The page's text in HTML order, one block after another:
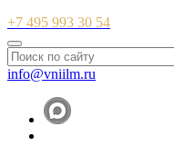
+7 495 993 30 54
info@vniilm.ru